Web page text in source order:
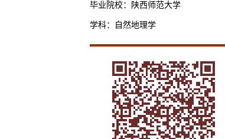
毕业院校：陕西师范大学
学科：自然地理学